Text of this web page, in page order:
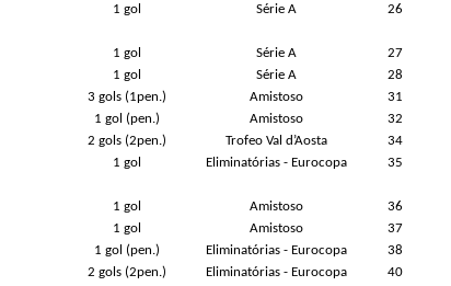
1 gol
1 gol
1 gol
3 gols (1pen.)
1 gol (pen.)
2 gols (2pen.)
1 gol
1 gol
1 gol
1 gol (pen.)
2 gols (2pen.)
Série A
Série A
Série A
Amistoso
Amistoso
Trofeo Val d’Aosta
Eliminatórias - Eurocopa
Amistoso
Amistoso
Eliminatórias - Eurocopa
Eliminatórias - Eurocopa
26
27
28
31
32
34
35
36
37
38
40